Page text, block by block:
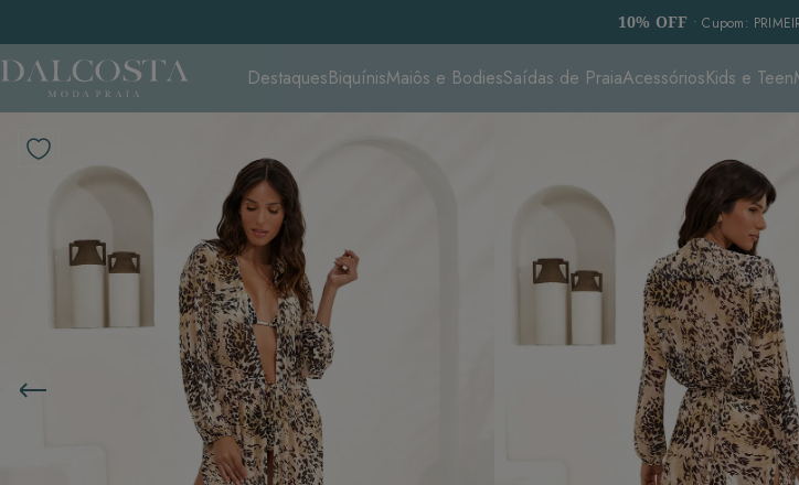
10% OFF • Cupom:
DestaquesBiquínisMaiôs e BodiesSaídas de PraiaAcessóriosKids e Teen